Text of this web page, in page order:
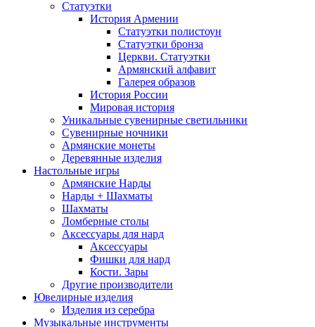
Статуэтки
История Армении
Статуэтки полистоун
Статуэтки бронза
Церкви. Статуэтки
Армянский алфавит
Галерея образов
История России
Мировая история
Уникальные сувенирные светильники
Сувенирные ночники
Армянские монеты
Деревянные изделия
Настольные игры
Армянские Нарды
Нарды + Шахматы
Шахматы
Ломберные столы
Аксессуары для нард
Аксессуары
Фишки для нард
Кости. Зары
Другие производители
Ювелирные изделия
Изделия из серебра
Музыкальные инструменты